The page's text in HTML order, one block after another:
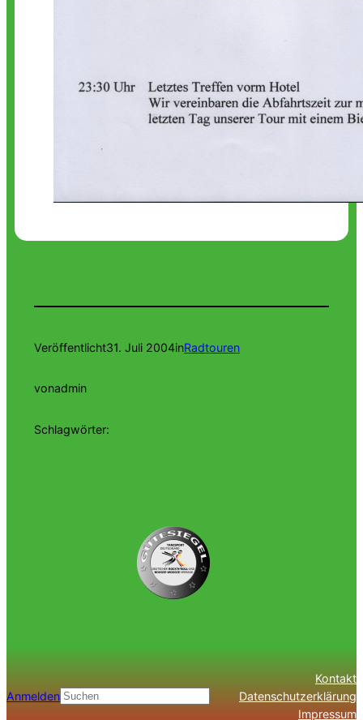
Veröffentlicht31. Juli 2004inRadtouren
vonadmin
Schlagwörter:
AnmeldenSuchen
Kontakt
Datenschutzerklärung
Impressum